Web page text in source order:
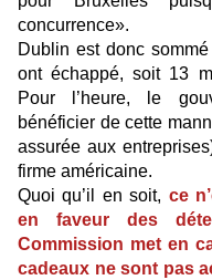
concurrence».
Dublin est donc
ont échappé, soit 13
Pour l’heure, le
bénéficier de cette
assurée aux
firme américaine.
Quoi qu’il en soit, ce
en faveur des
Commission met en
cadeaux ne sont pas